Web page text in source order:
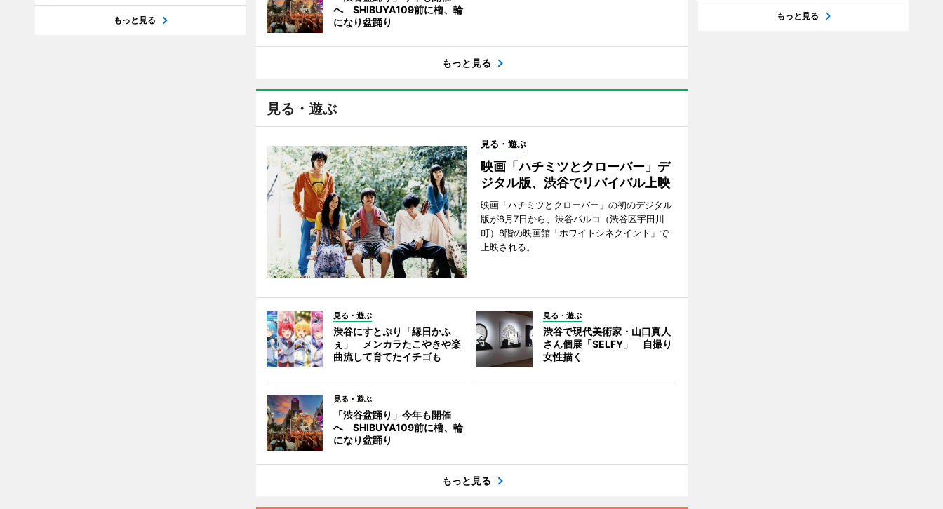
へ SHIBUYA109前に櫓、輪
になり盆踊り
もっと見る
見る・遊ぶ
見る・遊ぶ
映画「ハチミツとクローバー」デ
ジタル版、渋谷でリバイバル上映
映画「ハチミツとクローバー」の初のデジタル
版が8月7日から、渋谷パルコ（渋谷区宇田川
町）8階の映画館「ホワイトシネクイント」で
上映される。
見る・遊ぶ
渋谷にすとぷり「縁日かふ
ぇ」 メンカラたこやきや楽
曲流して育てたイチゴも
見る・遊ぶ
渋谷で現代美術家・山口真人
さん個展「SELFY」 自撮り
女性描く
見る・遊ぶ
「渋谷盆踊り」今年も開催
へ SHIBUYA109前に櫓、輪
になり盆踊り
もっと見る
もっと見る もっと見る